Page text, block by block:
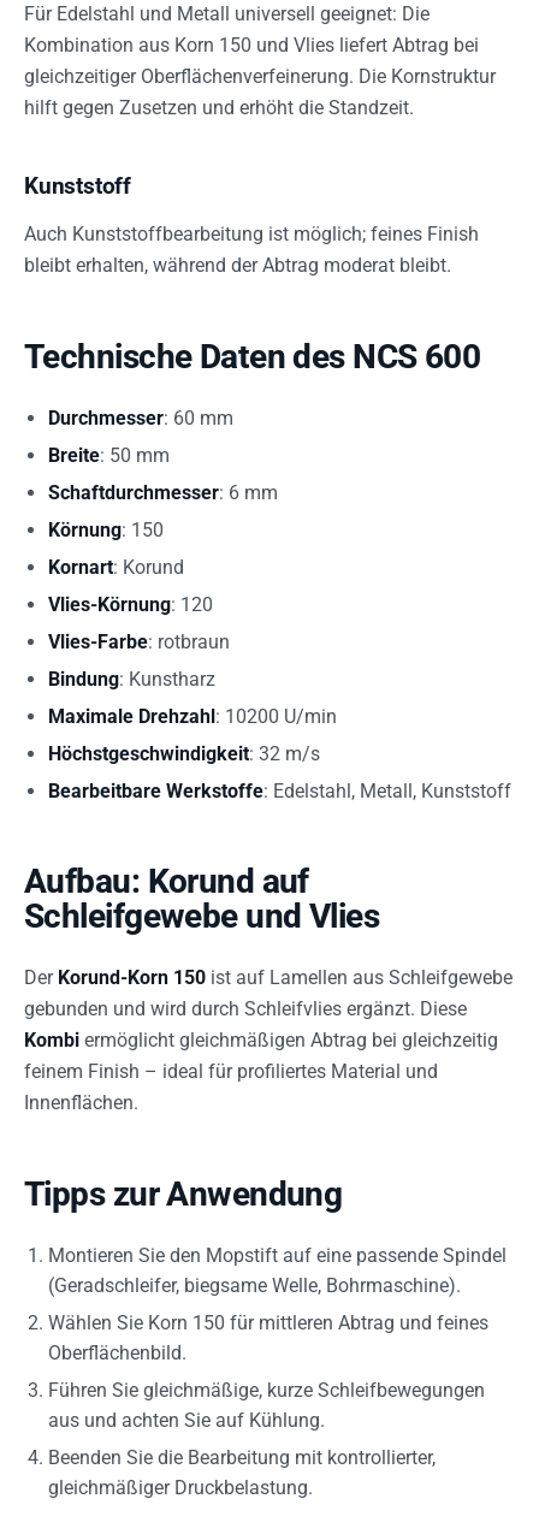
Für Edelstahl und Metall universell geeignet: Die
Kombination aus Korn 150 und Vlies liefert Abtrag bei
gleichzeitiger Oberflächenverfeinerung. Die Kornstruktur
hilft gegen Zusetzen und erhöht die Standzeit.
Kunststoff
Auch Kunststoffbearbeitung ist möglich; feines Finish
bleibt erhalten, während der Abtrag moderat bleibt.
Technische Daten des NCS 600
Durchmesser: 60 mm
Breite: 50 mm
Schaftdurchmesser: 6 mm
Körnung: 150
Kornart: Korund
Vlies-Körnung: 120
Vlies-Farbe: rotbraun
Bindung: Kunstharz
Maximale Drehzahl : 10200 U/min
Höchstgeschwindigkeit: 32 m/s
Bearbeitbare Werkstoffe: Edelstahl, Metall, Kunststoff
Aufbau: Korund auf
Schleifgewebe und Vlies
Der Korund-Korn 150 ist auf Lamellen aus Schleifgewebe
gebunden und wird durch Schleifvlies ergänzt. Diese
Kombi ermöglicht gleichmäßigen Abtrag bei gleichzeitig
feinem Finish – ideal für profiliertes Material und
Innenflächen.
Tipps zur Anwendung
Montieren Sie den Mopstift auf eine passende Spindel
(Geradschleifer, biegsame Welle, Bohrmaschine).
Wählen Sie Korn 150 für mittleren Abtrag und feines
Oberflächenbild.
Führen Sie gleichmäßige, kurze Schleifbewegungen
aus und achten Sie auf Kühlung.
Beenden Sie die Bearbeitung mit kontrollierter,
gleichmäßiger Druckbelastung.